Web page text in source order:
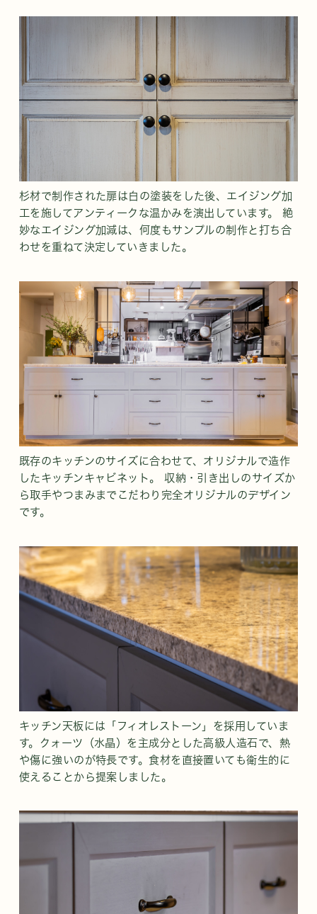
杉材で制作された扉は白の塗装をした後、エイジング加
工を施してアンティークな温かみを演出しています。 絶
妙なエイジング加減は、何度もサンプルの制作と打ち合
わせを重ねて決定していきました。
既存のキッチンのサイズに合わせて、オリジナルで造作
したキッチンキャビネット。 収納・引き出しのサイズか
ら取手やつまみまでこだわり完全オリジナルのデザイン
です。
キッチン天板には「フィオレストーン」を採用していま
す。クォーツ（水晶）を主成分とした高級人造石で、熱
や傷に強いのが特長です。食材を直接置いても衛生的に
使えることから提案しました。